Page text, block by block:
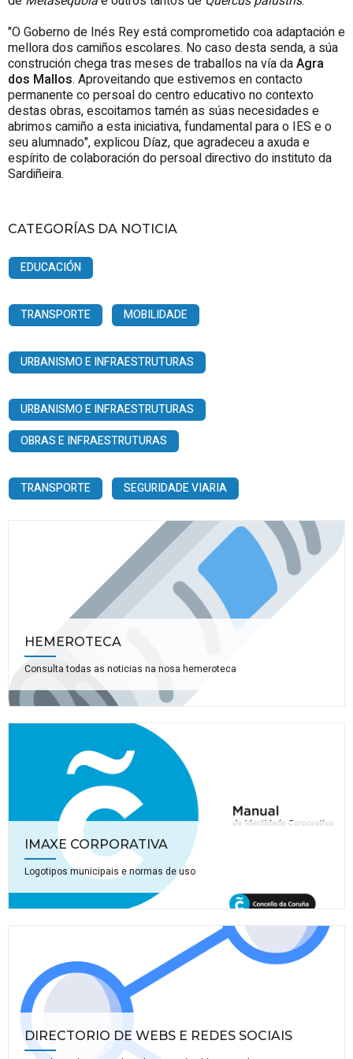
"O Goberno de Inés Rey está comprometido coa adaptación e
mellora dos camiños escolares. No caso desta senda, a súa
construción chega tras meses de traballos na vía daAgra
dos Mallos. Aproveitando que estivemos en contacto
permanente co persoal do centro educativo no contexto
destas obras, escoitamos tamén as súas necesidades e
abrimos camiño a esta iniciativa, fundamental para o IES e o
seu alumnado", explicou Díaz, que agradeceu a axuda e
espírito de colaboración do persoal directivo do instituto da
Sardiñeira.
CATEGORÍAS DA NOTICIA
EDUCACIÓN
TRANSPORTE MOBILIDADE
URBANISMO E INFRAESTRUTURAS
URBANISMO E INFRAESTRUTURAS
OBRAS E INFRAESTRUTURAS
TRANSPORTE SEGURIDADE VIARIA
HEMEROTECA
Consulta todas as noticias na nosa hemeroteca
IMAXE CORPORATIVA
Logotipos municipais e normas de uso
DIRECTORIO DE WEBS E REDES SOCIAIS